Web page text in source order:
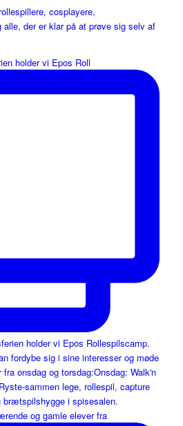
cosplayere,
der er klar på at prøve sig selv af
holder vi Epos Roll
og gamle elever fra